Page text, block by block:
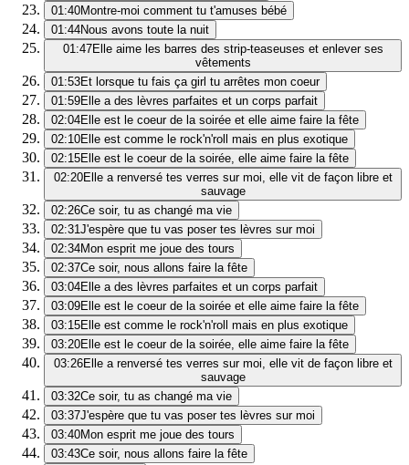
01:40Montre-moi comment tu t'amuses bébé
01:44Nous avons toute la nuit
01:47Elle aime les barres des strip-teaseuses et enlever ses
vêtements
01:53Et lorsque tu fais ça girl tu arrêtes mon coeur
01:59Elle a des lèvres parfaites et un corps parfait
02:04Elle est le coeur de la soirée et elle aime faire la fête
02:10Elle est comme le rock'n'roll mais en plus exotique
02:15Elle est le coeur de la soirée, elle aime faire la fête
02:20Elle a renversé tes verres sur moi, elle vit de façon libre et
sauvage
02:26Ce soir, tu as changé ma vie
02:31J'espère que tu vas poser tes lèvres sur moi
02:34Mon esprit me joue des tours
02:37Ce soir, nous allons faire la fête
03:04Elle a des lèvres parfaites et un corps parfait
03:09Elle est le coeur de la soirée et elle aime faire la fête
03:15Elle est comme le rock'n'roll mais en plus exotique
03:20Elle est le coeur de la soirée, elle aime faire la fête
03:26Elle a renversé tes verres sur moi, elle vit de façon libre et
sauvage
03:32Ce soir, tu as changé ma vie
03:37J'espère que tu vas poser tes lèvres sur moi
03:40Mon esprit me joue des tours
03:43Ce soir, nous allons faire la fête